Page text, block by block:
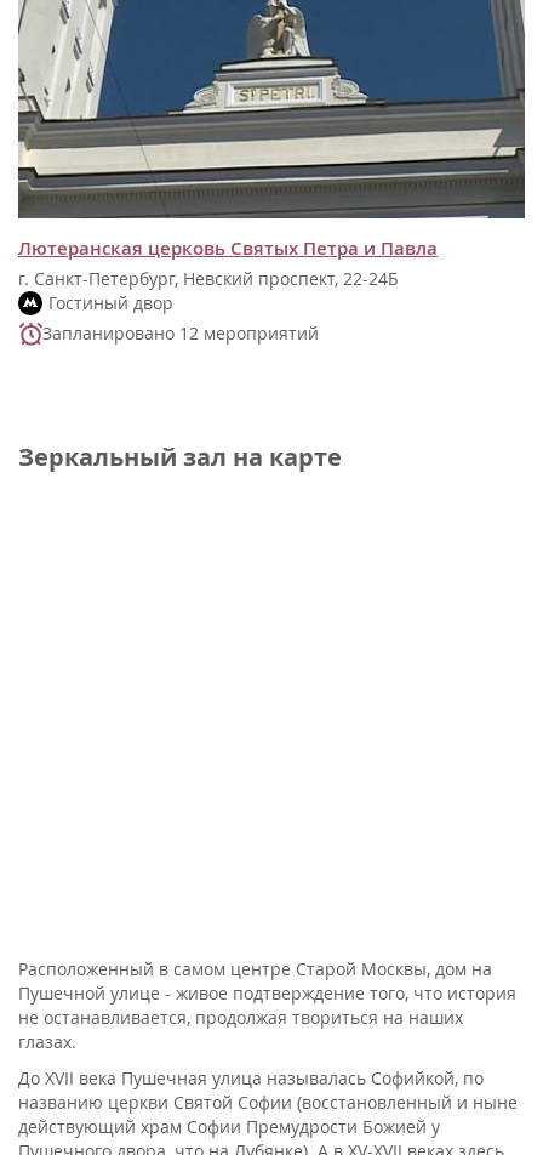
Лютеранская церковь Святых Петра и Павла
г. Санкт-Петербург, Невский проспект, 22-24Б
Гостиный двор
Запланировано 12 мероприятий
Зеркальный зал на карте
Расположенный в самом центре Старой Москвы, дом на
Пушечной улице - живое подтверждение того, что история
не останавливается, продолжая твориться на наших
глазах.
До XVII века Пушечная улица называлась Софийкой, по
названию церкви Святой Софии (восстановленный и ныне
действующий храм Софии Премудрости Божией у